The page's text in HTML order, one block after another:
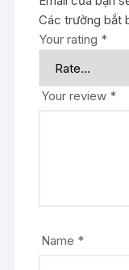
Các trường bắt
Your rating *
Your review *
Name *